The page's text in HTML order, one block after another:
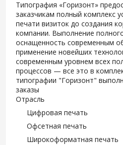
Типография «Горизонт»
заказчикам полный комплекс
печати визиток до создания
компании. Выполнение
оснащенность современным
применение новейших
современным уровнем всех
процессов — все это в
типографии "Горизонт"
заказы
Отрасль
Цифровая печать
Офсетная печать
Широкоформатная печать